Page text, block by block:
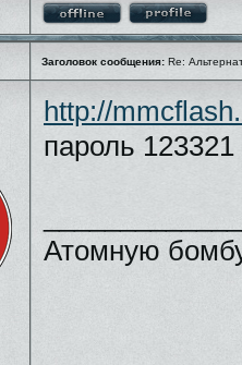
Заголовок сообщения: Re:
http://
пароль 123321
Атомную